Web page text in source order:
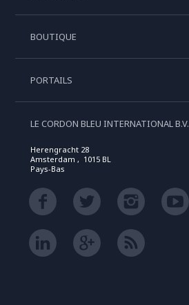
BOUTIQUE
PORTAILS
LE CORDON BLEU INTERNATIONAL B.V.
Herengracht 28
Amsterdam , 1015 BL
Pays-Bas